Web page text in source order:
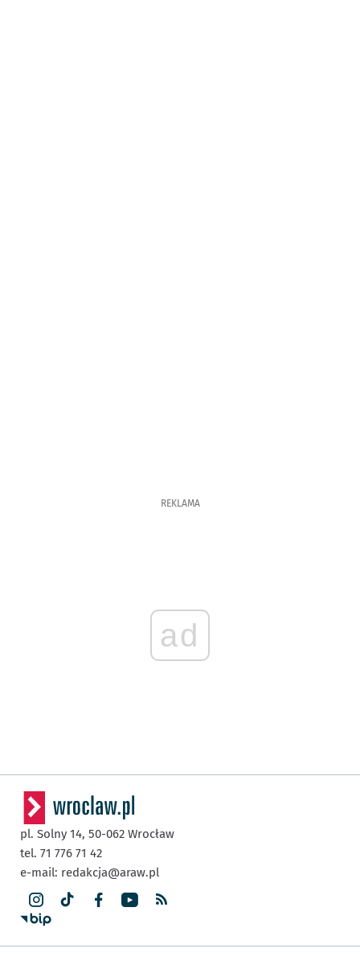
REKLAMA
ad
pl. Solny 14, 50-062 Wrocław
tel. 71 776 71 42
e-mail: redakcja@araw.pl